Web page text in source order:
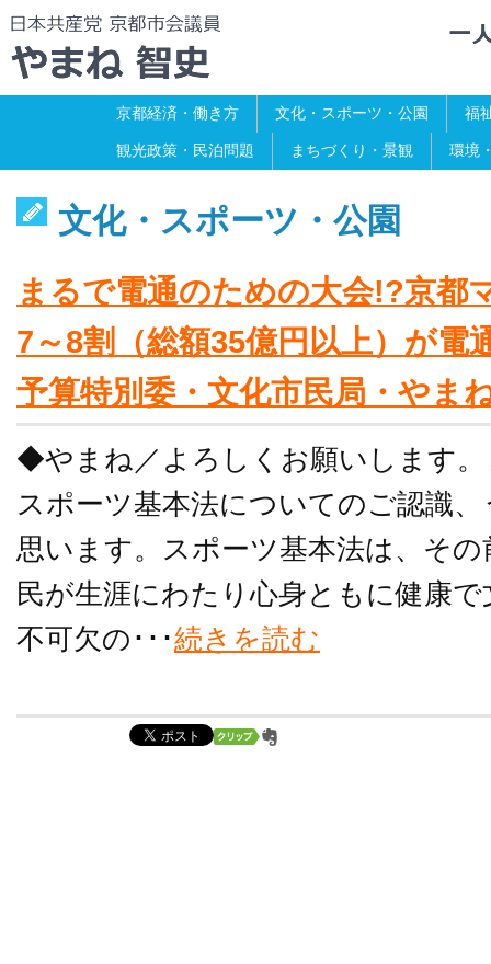
京都経済・働き方 文化・スポーツ・公園 福
観光政策・民泊問題 まちづくり・景観 環境
文化・スポーツ・公園
まるで電通のための大会!?京都
7～8割（総額35億円以上）が電
予算特別委・文化市民局・やま
◆やまね／よろしくお願いします
スポーツ基本法についてのご認識
思います。スポーツ基本法は、そ
民が生涯にわたり心身ともに健康
不可欠の･･･続きを読む